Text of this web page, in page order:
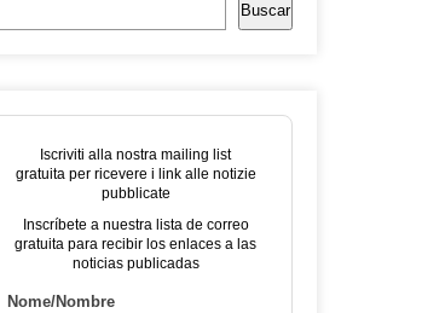
Buscar
Iscriviti alla nostra mailing list
gratuita per ricevere i link alle notizie
pubblicate
Inscríbete a nuestra lista de correo
gratuita para recibir los enlaces a las
noticias publicadas
Nome/Nombre